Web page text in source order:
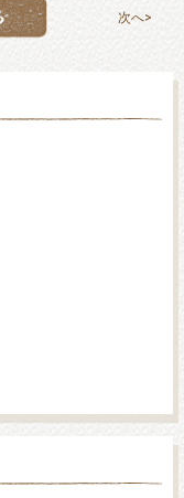
次へ